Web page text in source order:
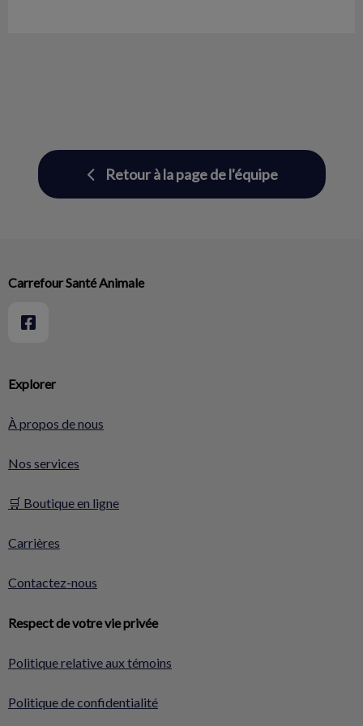
Retour à la page de l'équipe
Explorer
À propos de nous
Nos services
🛒 Boutique en ligne
Carrières
Contactez-nous
Respect de votre vie privée
Politique relative aux témoins
Politique de confidentialité
Carrefour Santé Animale